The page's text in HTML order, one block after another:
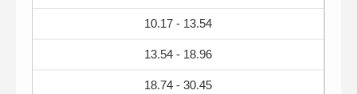
10.17 - 13.54
13.54 - 18.96
18.74 - 30.45